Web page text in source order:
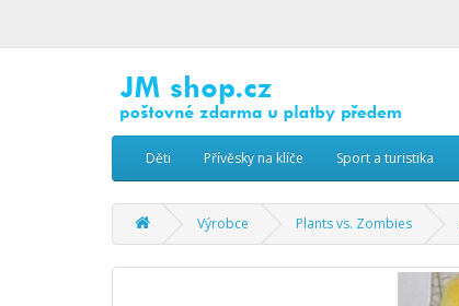
Děti Přívěsky na klíče Sport a turistika
Výrobce Plants vs. Zombies